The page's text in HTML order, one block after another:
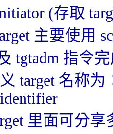
(存取
主要使用
tgtadm 指令
target 名称为
里面可分